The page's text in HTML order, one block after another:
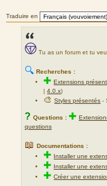
e
Traduire en
Tu as un forum et tu
🔍 Recherches :
✚Extensions
|4.0.x)
🎨Styles présentés -
? Questions : ✚
questions
📖 Documentations :
✚ Installer une
✚ Installer une
✚Créer une